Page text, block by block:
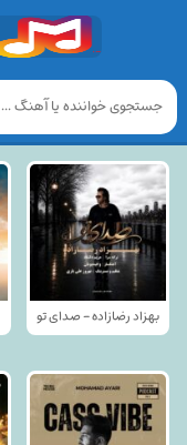
بهزاد رضازاده - صدای تو